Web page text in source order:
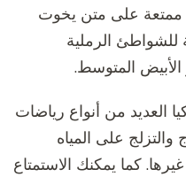
ممتعة على متن يخوت
للشواطئ الرملية
الأبيض المتوسط.
العديد من أنواع رياضات
والتزلج على المياه
كما يمكنك الاستمتاع